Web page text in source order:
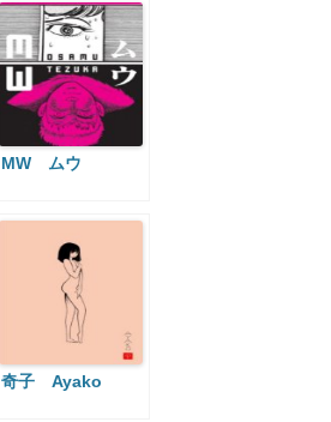
MW ムウ
奇子 Ayako